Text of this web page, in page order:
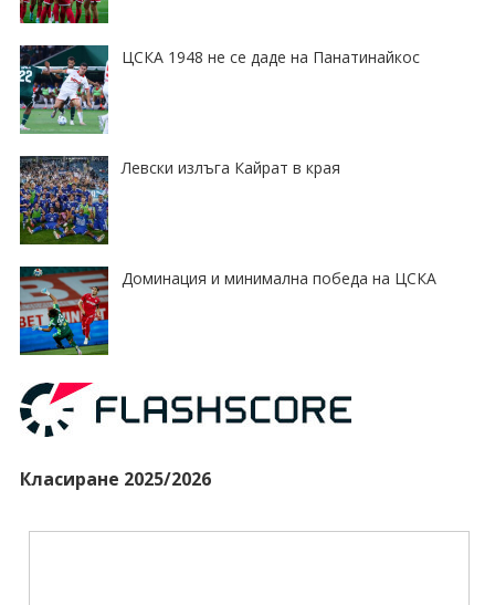
ЦСКА 1948 не се даде на Панатинайкос
Левски излъга Кайрат в края
Доминация и минимална победа на ЦСКА
Класиране 2025/2026